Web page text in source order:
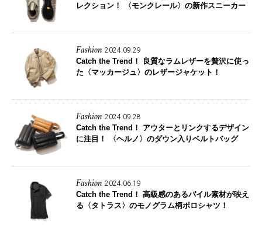
レクション！ 〈モンクレール〉の新作スニーカー
Fashion 2024.09.29
Catch the Trend！
良質なラムレザーを贅沢に使っ
た〈マッカージュ〉のレザージャケット！
Fashion 2024.09.28
Catch the Trend！
アウターとリンクするデザイン
に注目！ 〈ヘルノ〉のダウン入りベルトバッグ
Fashion 2024.06.19
Catch the Trend！ 高級感のあるパイル素材が映え
る〈タトラス〉のモノグラム柄ポロシャツ！